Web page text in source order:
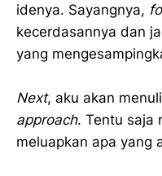
idenya. Sayangnya,
kecerdasannya dan
yang
Next, aku akan
approach. Tentu saja
meluapkan apa yang